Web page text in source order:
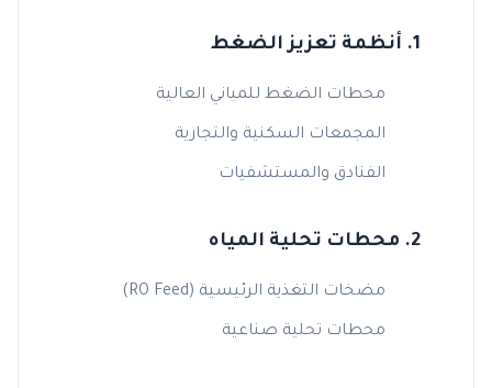
1. أنظمة تعزيز الضغط
محطات الضغط للمباني العالية
المجمعات السكنية والتجارية
الفنادق والمستشفيات
2. محطات تحلية المياه
مضخات التغذية الرئيسية (RO Feed)
محطات تحلية صناعية